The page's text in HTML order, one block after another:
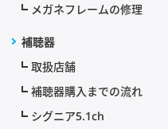
メガネフレームの修理
補聴器
取扱店舗
補聴器購入までの流れ
シグニア5.1ch